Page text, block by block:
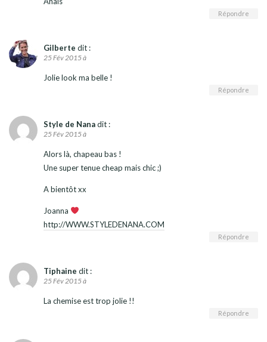
Répondre
Gilberte dit :
25 Fév 2015 à
Jolie look ma belle !
Répondre
Style de Nanadit :
25 Fév 2015 à
Alors là, chapeau bas !
Une super tenue cheap mais chic ;)
A bientôt xx
Joanna
http://WWW.STYLEDENANA.COM
Répondre
Tiphaine dit :
25 Fév 2015 à
La chemise est trop jolie !!
Répondre